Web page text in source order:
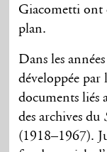
Giacometti ont
plan.
Dans les
développée par
documents liés
des archives du
(1918–1967).